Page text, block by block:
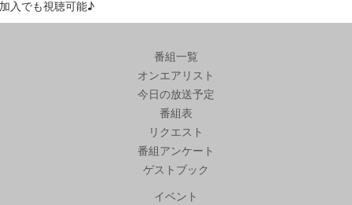
入でも視聴可能♪
番組一覧
オンエアリスト
今日の放送予定
番組表
リクエスト
番組アンケート
ゲストブック
イベント